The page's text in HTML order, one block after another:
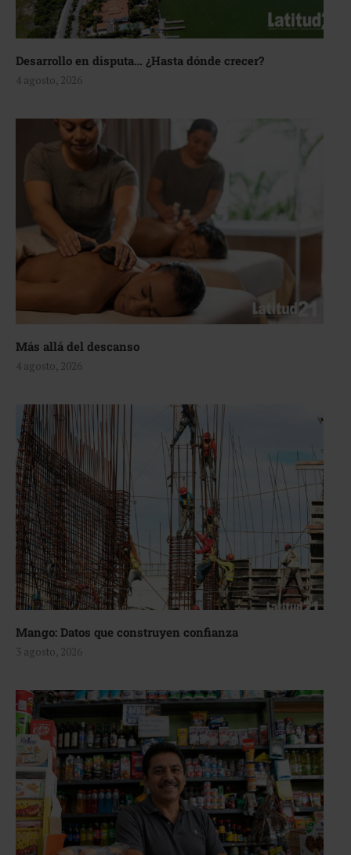
Desarrollo en disputa… ¿Hasta dónde crecer?
4 agosto, 2026
Más allá del descanso
4 agosto, 2026
Mango: Datos que construyen confianza
3 agosto, 2026